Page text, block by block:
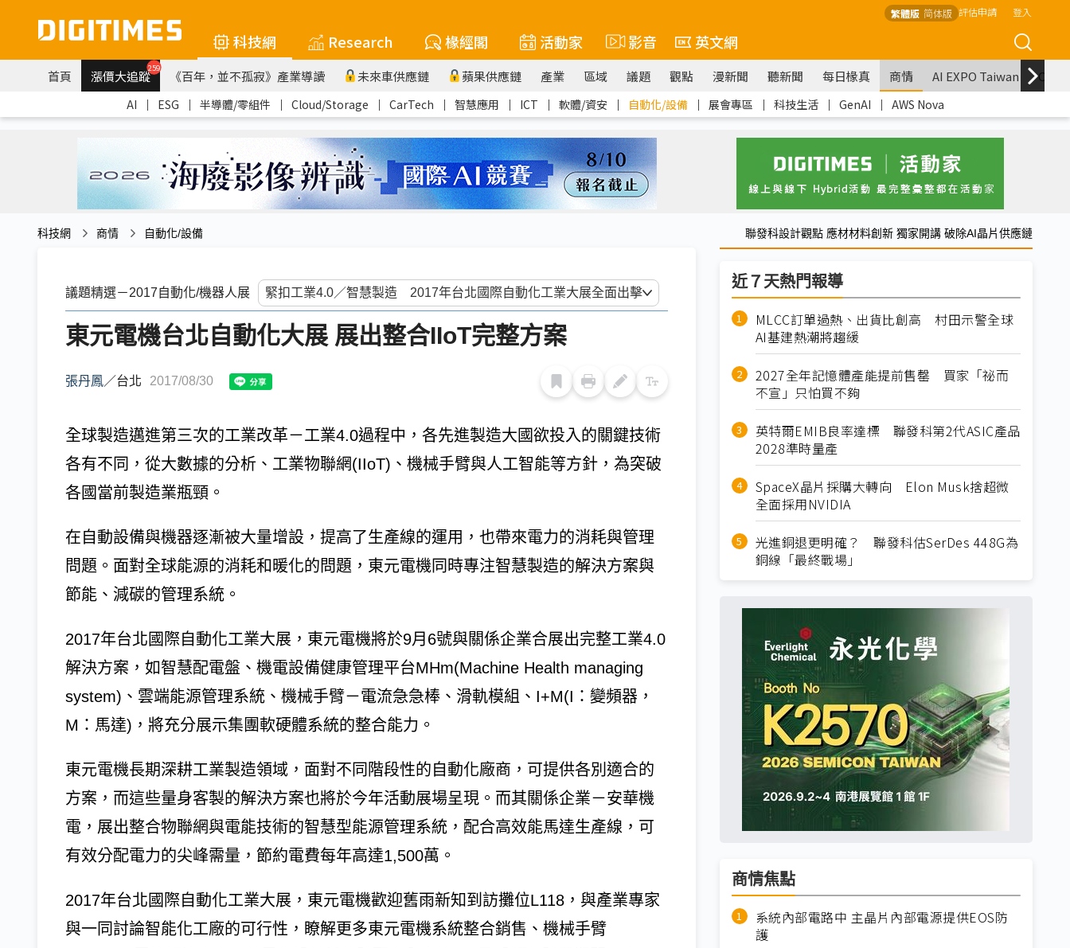
繁體版 简体版 評估申請 登入
科技網 Research 椽經閣 活動家 影音 英文網
首頁 漲價大追蹤259 《百年，並不孤寂》產業導讀 未來車供應鏈 蘋果供應鏈 產業 區域 議題 觀點 漫新聞 聽新聞 每日椽真 商情 AI EXPO Taiwan
AI ｜ ESG ｜ 半導體/零組件 ｜ Cloud/Storage ｜ CarTech ｜ 智慧應用 ｜ ICT ｜ 軟體/資安 ｜ 自動化/設備 ｜ 展會專區 ｜ 科技生活 ｜ GenAI ｜ AWS Nova
科技網 商情 自動化/設備 聯發科設計觀點 應材材料創新 獨家開講 破除AI晶片供應鏈
議題精選－2017自動化/機器人展
東元電機台北自動化大展 展出整合IIoT完整方案
張丹鳳／台北 2017/08/30
全球製造邁進第三次的工業改革－工業4.0過程中，各先進製造大國欲投入的關鍵技術
各有不同，從大數據的分析、工業物聯網(IIoT)、機械手臂與人工智能等方針，為突破
各國當前製造業瓶頸。
在自動設備與機器逐漸被大量增設，提高了生產線的運用，也帶來電力的消耗與管理
問題。面對全球能源的消耗和暖化的問題，東元電機同時專注智慧製造的解決方案與
節能、減碳的管理系統。
2017年台北國際自動化工業大展，東元電機將於9月6號與關係企業合展出完整工業4.0
解決方案，如智慧配電盤、機電設備健康管理平台MHm(Machine Health managing
system)、雲端能源管理系統、機械手臂－電流急急棒、滑軌模組、I+M(I：變頻器，
M：馬達)，將充分展示集團軟硬體系統的整合能力。
東元電機長期深耕工業製造領域，面對不同階段性的自動化廠商，可提供各別適合的
方案，而這些量身客製的解決方案也將於今年活動展場呈現。而其關係企業－安華機
電，展出整合物聯網與電能技術的智慧型能源管理系統，配合高效能馬達生產線，可
有效分配電力的尖峰需量，節約電費每年高達1,500萬。
2017年台北國際自動化工業大展，東元電機歡迎舊雨新知到訪攤位L118，與產業專家
與一同討論智能化工廠的可行性，瞭解更多東元電機系統整合銷售、機械手臂
近７天熱門報導
MLCC訂單過熱、出貨比創高 村田示警全球
AI基建熱潮將趨緩
2027全年記憶體產能提前售罄 買家「祕而
不宣」只怕買不夠
英特爾EMIB良率達標 聯發科第2代ASIC產品
2028準時量產
SpaceX晶片採購大轉向 Elon Musk捨超微
全面採用NVIDIA
光進銅退更明確？ 聯發科估SerDes 448G為
銅線「最終戰場」
商情焦點
系統內部電路中 主晶片內部電源提供EOS防
護